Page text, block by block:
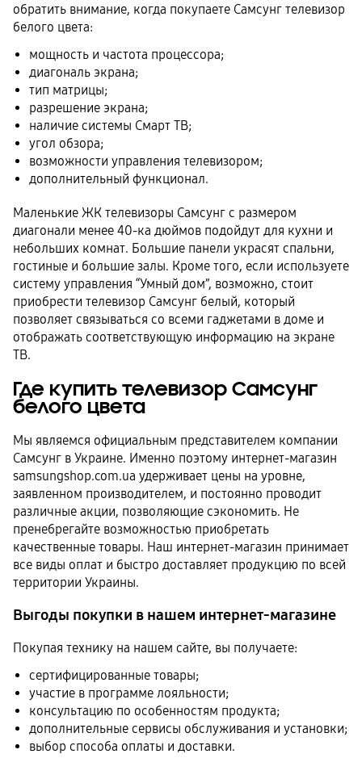
обратить внимание, когда покупаете Самсунг телевизор
белого цвета:
мощность и частота процессора;
диагональ экрана;
тип матрицы;
разрешение экрана;
наличие системы Смарт ТВ;
угол обзора;
возможности управления телевизором;
дополнительный функционал.
Маленькие ЖК телевизоры Самсунг с размером
диагонали менее 40-ка дюймов подойдут для кухни и
небольших комнат. Большие панели украсят спальни,
гостиные и большие залы. Кроме того, если используете
систему управления “Умный дом”, возможно, стоит
приобрести телевизор Самсунг белый, который
позволяет связываться со всеми гаджетами в доме и
отображать соответствующую информацию на экране
ТВ.
Где купить телевизор Самсунг
белого цвета
Мы являемся официальным представителем компании
Самсунг в Украине. Именно поэтому интернет-магазин
samsungshop.com.ua удерживает цены на уровне,
заявленном производителем, и постоянно проводит
различные акции, позволяющие сэкономить. Не
пренебрегайте возможностью приобретать
качественные товары. Наш интернет-магазин принимает
все виды оплат и быстро доставляет продукцию по всей
территории Украины.
Выгоды покупки в нашем интернет-магазине
Покупая технику на нашем сайте, вы получаете:
сертифицированные товары;
участие в программе лояльности;
консультацию по особенностям продукта;
дополнительные сервисы обслуживания и установки;
выбор способа оплаты и доставки.